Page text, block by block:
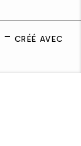
CRÉÉ AVEC